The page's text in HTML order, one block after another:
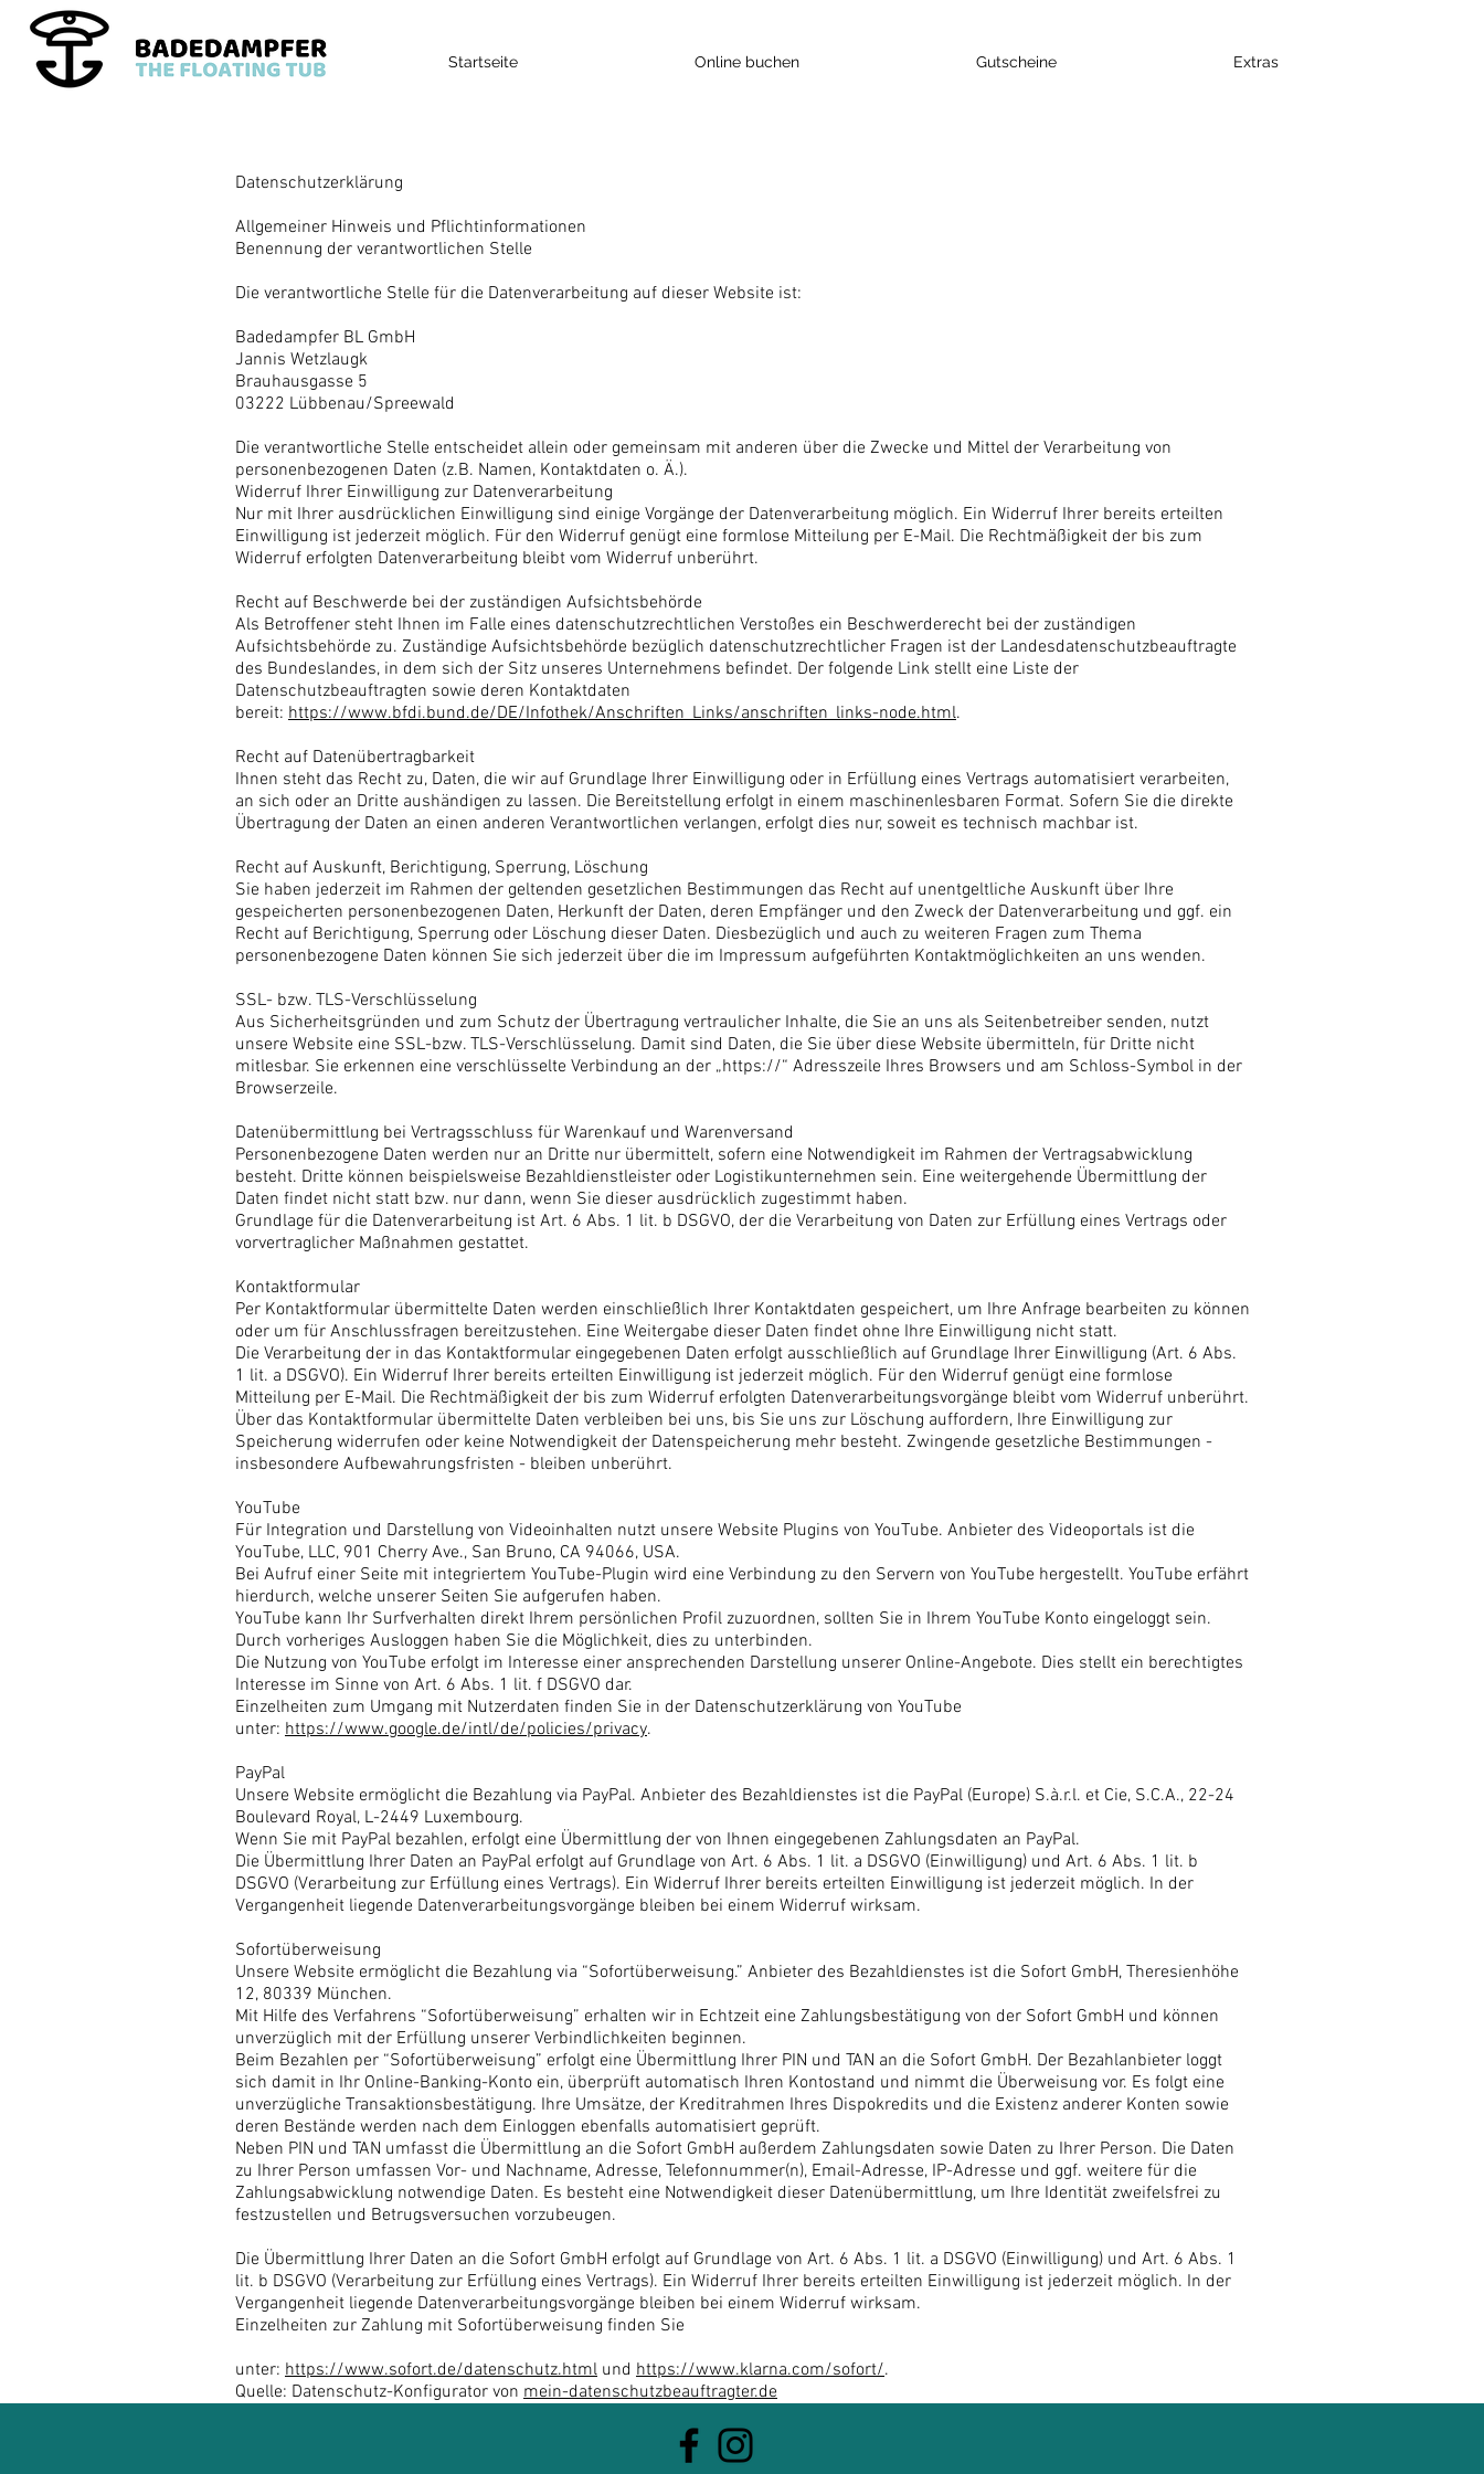
Startseite Online buchen Gutscheine Extras
Datenschutzerklärung
Allgemeiner Hinweis und Pflichtinformationen
Benennung der verantwortlichen Stelle
Die verantwortliche Stelle für die Datenverarbeitung auf dieser Website ist:
Badedampfer BL GmbH
Jannis Wetzlaugk
Brauhausgasse 5
03222 Lübbenau/Spreewald
Die verantwortliche Stelle entscheidet allein oder gemeinsam mit anderen über die Zwecke und Mittel der Verarbeitung von
personenbezogenen Daten (z.B. Namen, Kontaktdaten o. Ä.).
Widerruf Ihrer Einwilligung zur Datenverarbeitung
Nur mit Ihrer ausdrücklichen Einwilligung sind einige Vorgänge der Datenverarbeitung möglich. Ein Widerruf Ihrer bereits erteilten
Einwilligung ist jederzeit möglich. Für den Widerruf genügt eine formlose Mitteilung per E-Mail. Die Rechtmäßigkeit der bis zum
Widerruf erfolgten Datenverarbeitung bleibt vom Widerruf unberührt.
Recht auf Beschwerde bei der zuständigen Aufsichtsbehörde
Als Betroffener steht Ihnen im Falle eines datenschutzrechtlichen Verstoßes ein Beschwerderecht bei der zuständigen
Aufsichtsbehörde zu. Zuständige Aufsichtsbehörde bezüglich datenschutzrechtlicher Fragen ist der Landesdatenschutzbeauftragte
des Bundeslandes, in dem sich der Sitz unseres Unternehmens befindet. Der folgende Link stellt eine Liste der
Datenschutzbeauftragten sowie deren Kontaktdaten
bereit: https://www.bfdi.bund.de/DE/Infothek/Anschriften_Links/anschriften_links-node.html.
Recht auf Datenübertragbarkeit
Ihnen steht das Recht zu, Daten, die wir auf Grundlage Ihrer Einwilligung oder in Erfüllung eines Vertrags automatisiert verarbeiten,
an sich oder an Dritte aushändigen zu lassen. Die Bereitstellung erfolgt in einem maschinenlesbaren Format. Sofern Sie die direkte
Übertragung der Daten an einen anderen Verantwortlichen verlangen, erfolgt dies nur, soweit es technisch machbar ist.
Recht auf Auskunft, Berichtigung, Sperrung, Löschung
Sie haben jederzeit im Rahmen der geltenden gesetzlichen Bestimmungen das Recht auf unentgeltliche Auskunft über Ihre
gespeicherten personenbezogenen Daten, Herkunft der Daten, deren Empfänger und den Zweck der Datenverarbeitung und ggf. ein
Recht auf Berichtigung, Sperrung oder Löschung dieser Daten. Diesbezüglich und auch zu weiteren Fragen zum Thema
personenbezogene Daten können Sie sich jederzeit über die im Impressum aufgeführten Kontaktmöglichkeiten an uns wenden.
SSL- bzw. TLS-Verschlüsselung
Aus Sicherheitsgründen und zum Schutz der Übertragung vertraulicher Inhalte, die Sie an uns als Seitenbetreiber senden, nutzt
unsere Website eine SSL-bzw. TLS-Verschlüsselung. Damit sind Daten, die Sie über diese Website übermitteln, für Dritte nicht
mitlesbar. Sie erkennen eine verschlüsselte Verbindung an der „https://“ Adresszeile Ihres Browsers und am Schloss-Symbol in der
Browserzeile.
Datenübermittlung bei Vertragsschluss für Warenkauf und Warenversand
Personenbezogene Daten werden nur an Dritte nur übermittelt, sofern eine Notwendigkeit im Rahmen der Vertragsabwicklung
besteht. Dritte können beispielsweise Bezahldienstleister oder Logistikunternehmen sein. Eine weitergehende Übermittlung der
Daten findet nicht statt bzw. nur dann, wenn Sie dieser ausdrücklich zugestimmt haben.
Grundlage für die Datenverarbeitung ist Art. 6 Abs. 1 lit. b DSGVO, der die Verarbeitung von Daten zur Erfüllung eines Vertrags oder
vorvertraglicher Maßnahmen gestattet.
Kontaktformular
Per Kontaktformular übermittelte Daten werden einschließlich Ihrer Kontaktdaten gespeichert, um Ihre Anfrage bearbeiten zu können
oder um für Anschlussfragen bereitzustehen. Eine Weitergabe dieser Daten findet ohne Ihre Einwilligung nicht statt.
Die Verarbeitung der in das Kontaktformular eingegebenen Daten erfolgt ausschließlich auf Grundlage Ihrer Einwilligung (Art. 6 Abs.
1 lit. a DSGVO). Ein Widerruf Ihrer bereits erteilten Einwilligung ist jederzeit möglich. Für den Widerruf genügt eine formlose
Mitteilung per E-Mail. Die Rechtmäßigkeit der bis zum Widerruf erfolgten Datenverarbeitungsvorgänge bleibt vom Widerruf unberührt.
Über das Kontaktformular übermittelte Daten verbleiben bei uns, bis Sie uns zur Löschung auffordern, Ihre Einwilligung zur
Speicherung widerrufen oder keine Notwendigkeit der Datenspeicherung mehr besteht. Zwingende gesetzliche Bestimmungen -
insbesondere Aufbewahrungsfristen - bleiben unberührt.
YouTube
Für Integration und Darstellung von Videoinhalten nutzt unsere Website Plugins von YouTube. Anbieter des Videoportals ist die
YouTube, LLC, 901 Cherry Ave., San Bruno, CA 94066, USA.
Bei Aufruf einer Seite mit integriertem YouTube-Plugin wird eine Verbindung zu den Servern von YouTube hergestellt. YouTube erfährt
hierdurch, welche unserer Seiten Sie aufgerufen haben.
YouTube kann Ihr Surfverhalten direkt Ihrem persönlichen Profil zuzuordnen, sollten Sie in Ihrem YouTube Konto eingeloggt sein.
Durch vorheriges Ausloggen haben Sie die Möglichkeit, dies zu unterbinden.
Die Nutzung von YouTube erfolgt im Interesse einer ansprechenden Darstellung unserer Online-Angebote. Dies stellt ein berechtigtes
Interesse im Sinne von Art. 6 Abs. 1 lit. f DSGVO dar.
Einzelheiten zum Umgang mit Nutzerdaten finden Sie in der Datenschutzerklärung von YouTube
unter: https://www.google.de/intl/de/policies/privacy.
PayPal
Unsere Website ermöglicht die Bezahlung via PayPal. Anbieter des Bezahldienstes ist die PayPal (Europe) S.à.r.l. et Cie, S.C.A., 22-24
Boulevard Royal, L-2449 Luxembourg.
Wenn Sie mit PayPal bezahlen, erfolgt eine Übermittlung der von Ihnen eingegebenen Zahlungsdaten an PayPal.
Die Übermittlung Ihrer Daten an PayPal erfolgt auf Grundlage von Art. 6 Abs. 1 lit. a DSGVO (Einwilligung) und Art. 6 Abs. 1 lit. b
DSGVO (Verarbeitung zur Erfüllung eines Vertrags). Ein Widerruf Ihrer bereits erteilten Einwilligung ist jederzeit möglich. In der
Vergangenheit liegende Datenverarbeitungsvorgänge bleiben bei einem Widerruf wirksam.
Sofortüberweisung
Unsere Website ermöglicht die Bezahlung via “Sofortüberweisung.” Anbieter des Bezahldienstes ist die Sofort GmbH, Theresienhöhe
12, 80339 München.
Mit Hilfe des Verfahrens “Sofortüberweisung” erhalten wir in Echtzeit eine Zahlungsbestätigung von der Sofort GmbH und können
unverzüglich mit der Erfüllung unserer Verbindlichkeiten beginnen.
Beim Bezahlen per “Sofortüberweisung” erfolgt eine Übermittlung Ihrer PIN und TAN an die Sofort GmbH. Der Bezahlanbieter loggt
sich damit in Ihr Online-Banking-Konto ein, überprüft automatisch Ihren Kontostand und nimmt die Überweisung vor. Es folgt eine
unverzügliche Transaktionsbestätigung. Ihre Umsätze, der Kreditrahmen Ihres Dispokredits und die Existenz anderer Konten sowie
deren Bestände werden nach dem Einloggen ebenfalls automatisiert geprüft.
Neben PIN und TAN umfasst die Übermittlung an die Sofort GmbH außerdem Zahlungsdaten sowie Daten zu Ihrer Person. Die Daten
zu Ihrer Person umfassen Vor- und Nachname, Adresse, Telefonnummer(n), Email-Adresse, IP-Adresse und ggf. weitere für die
Zahlungsabwicklung notwendige Daten. Es besteht eine Notwendigkeit dieser Datenübermittlung, um Ihre Identität zweifelsfrei zu
festzustellen und Betrugsversuchen vorzubeugen.
Die Übermittlung Ihrer Daten an die Sofort GmbH erfolgt auf Grundlage von Art. 6 Abs. 1 lit. a DSGVO (Einwilligung) und Art. 6 Abs. 1
lit. b DSGVO (Verarbeitung zur Erfüllung eines Vertrags). Ein Widerruf Ihrer bereits erteilten Einwilligung ist jederzeit möglich. In der
Vergangenheit liegende Datenverarbeitungsvorgänge bleiben bei einem Widerruf wirksam.
Einzelheiten zur Zahlung mit Sofortüberweisung finden Sie
unter: https://www.sofort.de/datenschutz.html und https://www.klarna.com/sofort/.
Quelle: Datenschutz-Konfigurator von mein-datenschutzbeauftragter.de